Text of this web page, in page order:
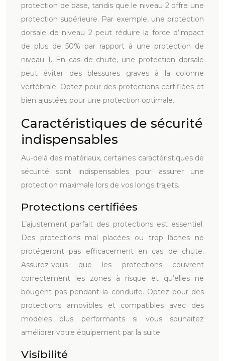
protection de base, tandis que le niveau 2 offre une
protection supérieure. Par exemple, une protection
dorsale de niveau 2 peut réduire la force d’impact
de plus de 50% par rapport à une protection de
niveau 1. En cas de chute, une protection dorsale
peut éviter des blessures graves à la colonne
vertébrale. Optez pour des protections certifiées et
bien ajustées pour une protection optimale.
Caractéristiques de sécurité
indispensables
Au-delà des matériaux, certaines caractéristiques de
sécurité sont indispensables pour assurer une
protection maximale lors de vos longs trajets.
Protections certifiées
L’ajustement parfait des protections est essentiel.
Des protections mal placées ou trop lâches ne
protégeront pas efficacement en cas de chute.
Assurez-vous que les protections couvrent
correctement les zones à risque et qu’elles ne
bougent pas pendant la conduite. Optez pour des
protections amovibles et compatibles avec des
modèles plus performants si vous souhaitez
améliorer votre équipement par la suite.
Visibilité